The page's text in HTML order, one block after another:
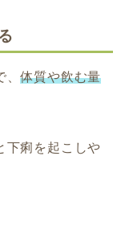
、体質や飲む量
下痢を起こしや